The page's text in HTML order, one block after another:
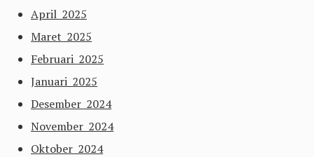
April 2025
Maret 2025
Februari 2025
Januari 2025
Desember 2024
November 2024
Oktober 2024